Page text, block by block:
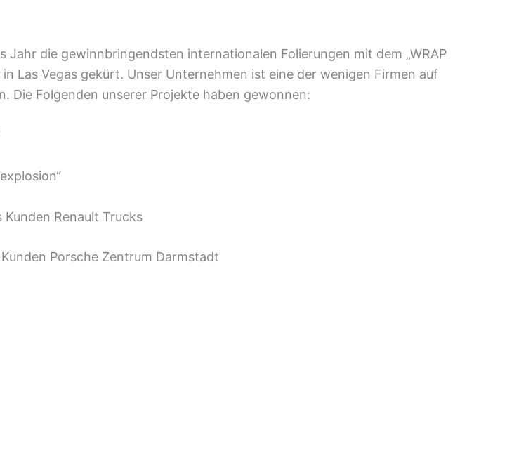
die gewinnbringendsten internationalen Folierungen mit dem „WRAP
Las Vegas gekürt. Unser Unternehmen ist eine der wenigen Firmen auf
Die Folgenden unserer Projekte haben gewonnen:
Kunden Renault Trucks
Porsche Zentrum Darmstadt